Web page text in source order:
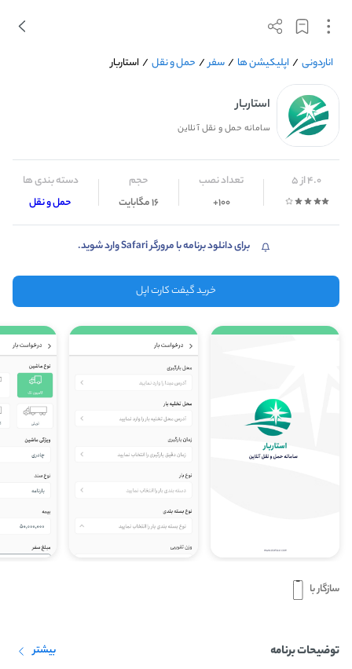
اناردونی / اپلیکیشن ها /سفر / حمل و نقل /استاربار
استاربار
سامانه حمل و نقل آنلاین
4.0 از 5 تعداد نصب
100+
حجم
16 مگابایت
دسته بندی ها
حمل و نقل
برای دانلود برنامه با مرورگر Safari وارد شوید.
خرید گیفت کارت اپل
سازگار با
توضیحات برنامه بیشتر